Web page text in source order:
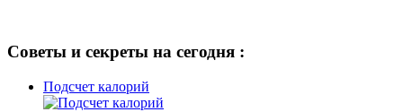
Советы и секреты на сегодня :
Подсчет калорий